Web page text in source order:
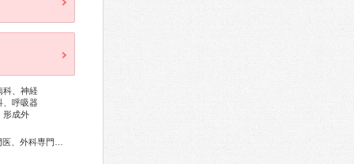
科、神経
、呼吸器
形成外